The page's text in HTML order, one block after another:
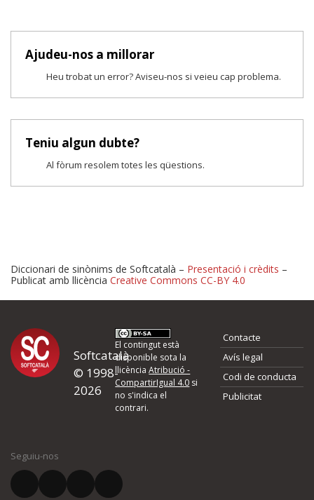
Ajudeu-nos a millorar
Heu trobat un error? Aviseu-nos si veieu cap problema.
Teniu algun dubte?
Al fòrum resolem totes les qüestions.
Proposeu-nos millores o
d'errors
Si heu trobat un error o voleu proposar alguna millora, ompliu els
quina és la millora que proposeu o l'error del qual voleu informar-
El vostre correu electrònic *
Diccionari de sinònims de Softcatalà – Presentació i crèdits –
Publicat amb llicència Creative Commons CC-BY 4.0
Softcatalà
© 1998-
2026
El contingut està
disponible sota la
llicènciaAtribució -
CompartirIgual 4.0 si
no s'indica el
contrari.
Contacte
Avís legal
Codi de conducta
Publicitat
Seguiu-nos